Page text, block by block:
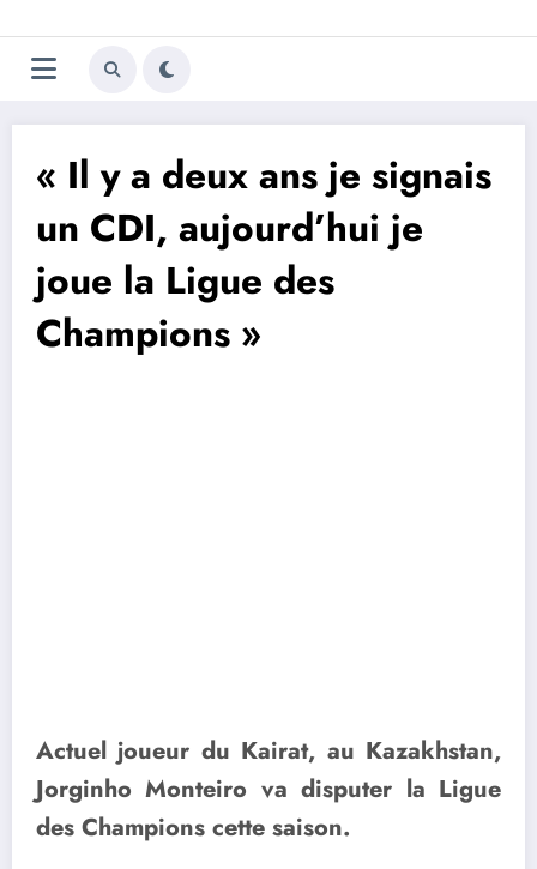
au
contenu
Trivela
L'actualité du football
« Il y a deux ans je signais
un CDI, aujourd’hui je
joue la Ligue des
Champions »
Actuel joueur du Kairat, au Kazakhstan,
Jorginho Monteiro va disputer la Ligue
des Champions cette saison.